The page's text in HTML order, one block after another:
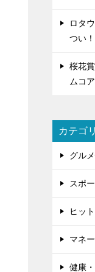
ロタ
つい
桜花
ムコ
カテゴ
グル
スポ
ヒッ
マネ
健康